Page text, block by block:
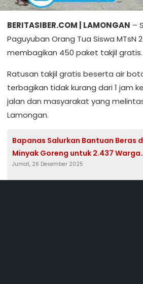
BERITASIBER.COM | LAMONGAN –
Paguyuban Orang Tua Siswa MTsN
membagikan 450 paket takjil gratis.
Ratusan takjil gratis beserta air
terbagikan tidak kurang dari 1 jam
jalan dan masyarakat yang
Lamongan.
Bapanas Salurkan Bantuan Beras
Minyak Goreng untuk 2.437 Warga
Lamongan
Jumat, 26 Desember 2025